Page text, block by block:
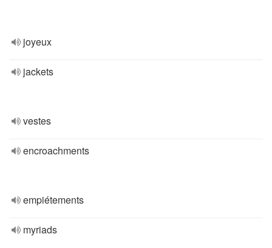
joyeux
jackets
vestes
encroachments
empiétements
myriads